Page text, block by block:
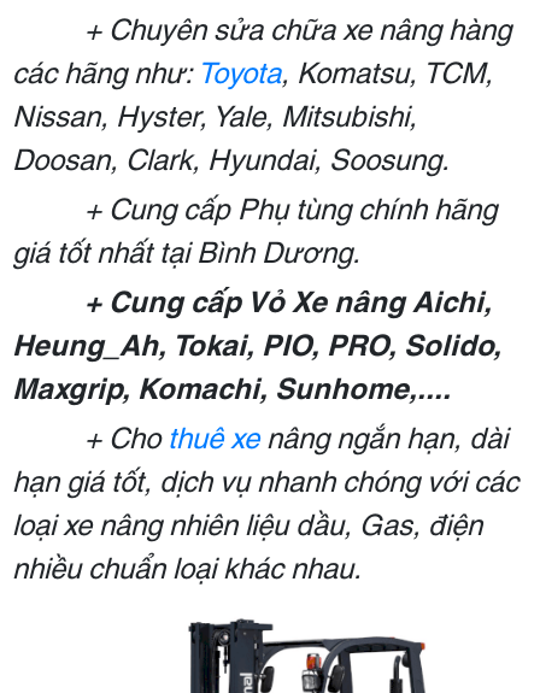
+ Chuyên sửa chữa xe nâng hàng
các hãng như: Toyota, Komatsu, TCM,
Nissan, Hyster, Yale, Mitsubishi,
Doosan, Clark, Hyundai, Soosung.
+ Cung cấp Phụ tùng chính hãng
giá tốt nhất tại Bình Dương.
+ Cung cấp Vỏ Xe nâng Aichi,
Heung_Ah, Tokai, PIO, PRO, Solido,
Maxgrip, Komachi, Sunhome,....
+ Chothuê xenâng ngắn hạn, dài
hạn giá tốt, dịch vụ nhanh chóng với các
loại xe nâng nhiên liệu dầu, Gas, điện
nhiều chuẩn loại khác nhau.